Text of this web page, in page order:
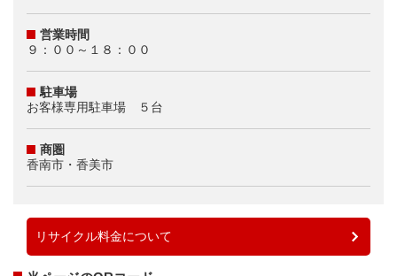
営業時間
９：００～１８：００
駐車場
お客様専用駐車場 ５台
商圏
香南市・香美市
リサイクル料金について